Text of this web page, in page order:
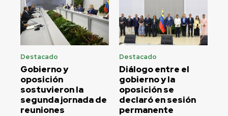
Destacado
Gobierno y
oposición
sostuvieron la
segunda jornada de
reuniones
Destacado
Diálogo entre el
gobierno y la
oposición se
declaró en sesión
permanente